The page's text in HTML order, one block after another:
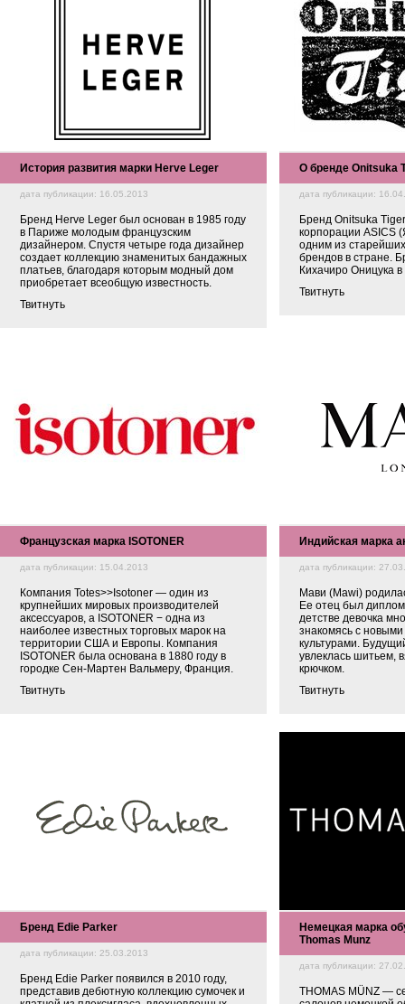
История развития марки Herve Leger
дата публикации: 16.05.2013
Бренд Herve Leger был основан в 1985 году
в Париже молодым французским
дизайнером. Спустя четыре года дизайнер
создает коллекцию знаменитых бандажных
платьев, благодаря которым модный дом
приобретает всеобщую известность.
Твитнуть
О бренде Onitsuka
дата публикации:
Бренд Onitsuka
корпорации ASICS
одним из
брендов в стране.
Кихачиро Оницука в
Твитнуть
Французская марка ISOTONER
дата публикации: 15.04.2013
Компания Totes>>Isotoner — один из
крупнейших мировых производителей
аксессуаров, а ISOTONER − одна из
наиболее известных торговых марок на
территории США и Европы. Компания
ISOTONER была основана в 1880 году в
городке Сен-Мартен Вальмеру, Франция.
Твитнуть
Индийская марка
дата публикации:
Мави (Mawi)
Ее отец был
детстве девочка
знакомясь с
культурами.
увлеклась шитьем,
крючком.
Твитнуть
Бренд Edie Parker
дата публикации: 25.03.2013
Бренд Edie Parker появился в 2010 году,
представив дебютную коллекцию сумочек и
Немецкая марка
Thomas Munz
дата публикации:
THOMAS MÜNZ —